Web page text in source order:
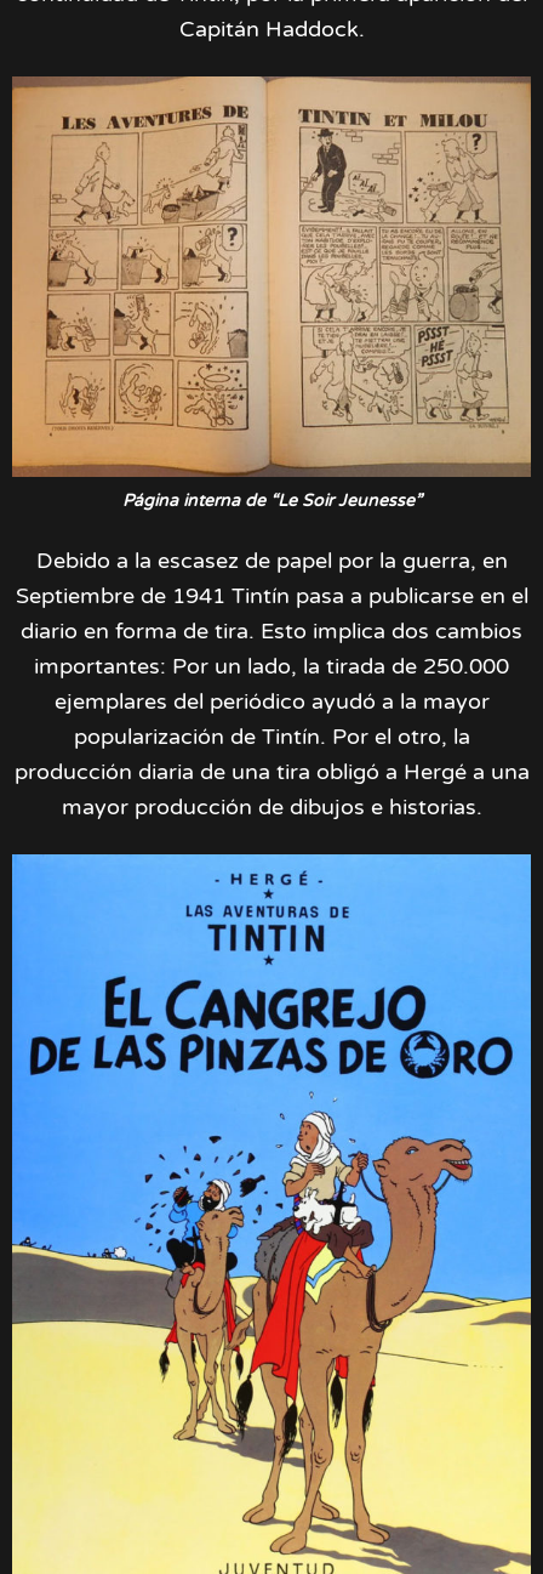
Capitán Haddock.
Página interna de “Le Soir Jeunesse”
Debido a la escasez de papel por la guerra, en
Septiembre de 1941 Tintín pasa a publicarse en el
diario en forma de tira. Esto implica dos cambios
importantes: Por un lado, la tirada de 250.000
ejemplares del periódico ayudó a la mayor
popularización de Tintín. Por el otro, la
producción diaria de una tira obligó a Hergé a una
mayor producción de dibujos e historias.